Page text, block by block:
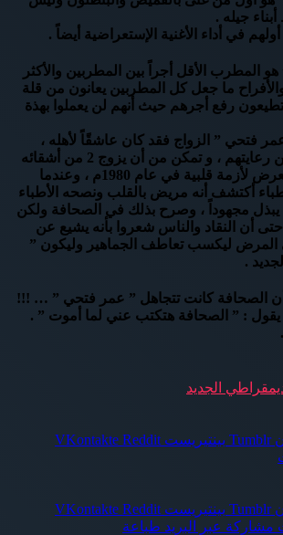
أبناء جيله .
في أداء الأغنية الإستعراضية أيضاً .
المطرب الأقل أجراً بين المطربين والأكثر
ما جعل كل المطربين يعانون من قلة
رفع أجرهم حيث أنهم لن يعملوا بهذة
فتحي ” الزواج فقد كان عاشقًاً لأهله ،
وكان هو المسئول عن رعايتهم ، و تمكن من أن يزوج 2 من أشقائه
في فترة حياته … وتعرض لأزمة قلبية في عام 1980م ، وعندما
أكتشف أنه مريض بالقلب ونصحه الأطباء
يبذل مجهوداً ، وصرح بذلك في الصحافة ولكن
أن النقاد والناس شعروا بأنه يشيع عن
ليكسب تعاطف الجماهير وليكون ”
.
أن الصحافة كانت تتجاهل ” عمر فتحي ” … !!!
: ” الصحافة هتكتب عني لما أموت ” .
الجديد
بينتيريست
بينتيريست
مشاركة عبر البريد طباعة